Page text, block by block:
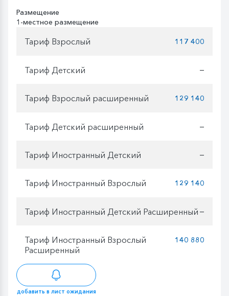
Размещение
1-местное размещение
Тариф Взрослый 117 400
Тариф Детский —
Тариф Взрослый расширенный 129 140
Тариф Детский расширенный —
Тариф Иностранный Детский —
Тариф Иностранный Взрослый 129 140
Тариф Иностранный Детский Расширенный —
Тариф Иностранный Взрослый
Расширенный
140 880
добавить в лист ожидания